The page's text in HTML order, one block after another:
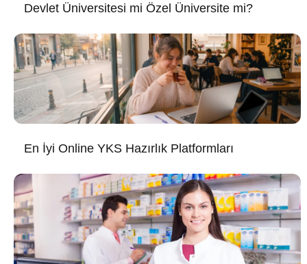
Devlet Üniversitesi mi Özel Üniversite mi?
En İyi Online YKS Hazırlık Platformları